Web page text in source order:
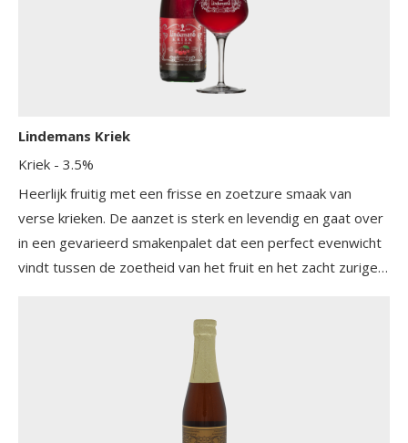
Lindemans Kriek
Kriek - 3.5%
Heerlijk fruitig met een frisse en zoetzure smaak van
verse krieken. De aanzet is sterk en levendig en gaat over
in een gevarieerd smakenpalet dat een perfect evenwicht
vindt tussen de zoetheid van het fruit en het zacht zurige